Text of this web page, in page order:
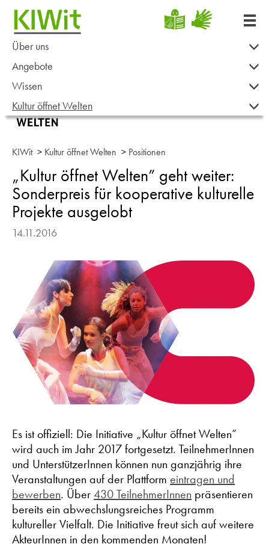
Über uns
Angebote
Wissen
Kultur öffnet Welten
KIWit> Kultur öffnet Welten > Positionen
„Kultur öffnet Welten” geht weiter:
Sonderpreis für kooperative kulturelle
Projekte ausgelobt
14.11.2016
Es ist offiziell: Die Initiative „Kultur öffnet Welten”
wird auch im Jahr 2017 fortgesetzt. TeilnehmerInnen
und UnterstützerInnen können nun ganzjährig ihre
Veranstaltungen auf der Plattform eintragen und
bewerben. Über430 TeilnehmerInnen präsentieren
bereits ein abwechslungsreiches Programm
kultureller Vielfalt. Die Initiative freut sich auf weitere
AkteurInnen in den kommenden Monaten!